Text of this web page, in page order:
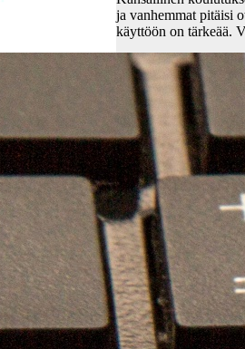
ja vanhemmat pitäisi
käyttöön on tärkeää.